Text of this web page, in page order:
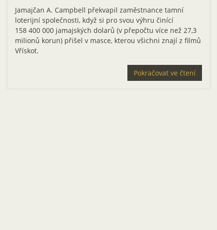
Jamajčan A. Campbell překvapil zaměstnance tamní
loterijní společnosti, když si pro svou výhru činící
158 400 000 jamajských dolarů (v přepočtu více než 27,3
milionů korun) přišel v masce, kterou všichni znají z filmů
Vřískot.
Pokračovat ve čtení